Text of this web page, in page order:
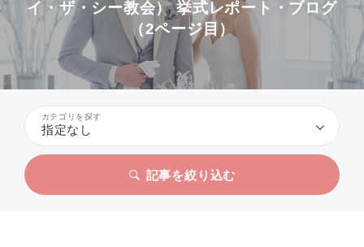
イ・ザ・シー教会） 挙式レポート・ブログ
（2ページ目）
カテゴリを探す
指定なし
記事を絞り込む